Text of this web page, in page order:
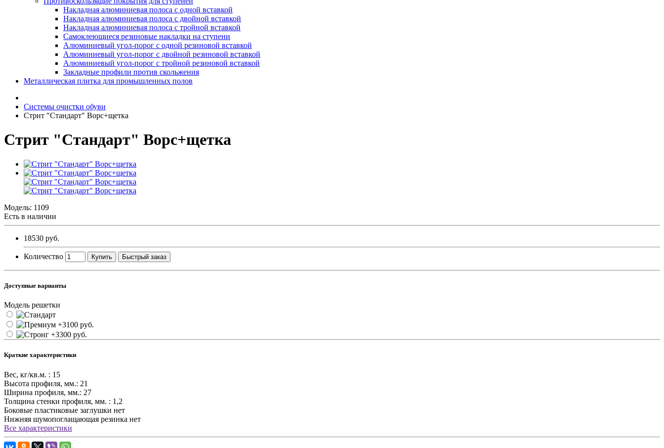
Накладная алюминиевая полоса с одной вставкой
Накладная алюминиевая полоса с двойной вставкой
Накладная алюминиевая полоса с тройной вставкой
Самоклеющиеся резиновые накладки на ступени
Алюминиевый угол-порог с одной резиновой вставкой
Алюминиевый угол-порог с двойной резиновой вставкой
Алюминиевый угол-порог с тройной резиновой вставкой
Закладные профили против скольжения
Металлическая плитка для промышленных полов
Системы очистки обуви
Стрит "Стандарт" Ворс+щетка
Стрит "Стандарт" Ворс+щетка
Модель: 1109
Есть в наличии
18530 руб.
Количество Купить Быстрый заказ
Доступные варианты
Модель решетки
Краткие характеристики
Вес, кг/кв.м. : 15
Высота профиля, мм.: 21
Ширина профиля, мм.: 27
Толщина стенки профиля, мм. : 1,2
Боковые пластиковые заглушки нет
Нижняя шумопоглащающая резинка нет
Все характеристики